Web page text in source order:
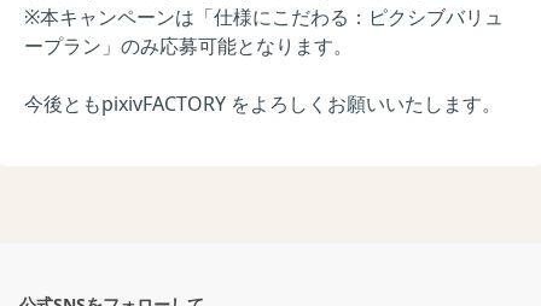
※本キャンペーンは「仕様にこだわる：ピクシブバリュ
ープラン」のみ応募可能となります。
今後ともpixivFACTORY をよろしくお願いいたします。